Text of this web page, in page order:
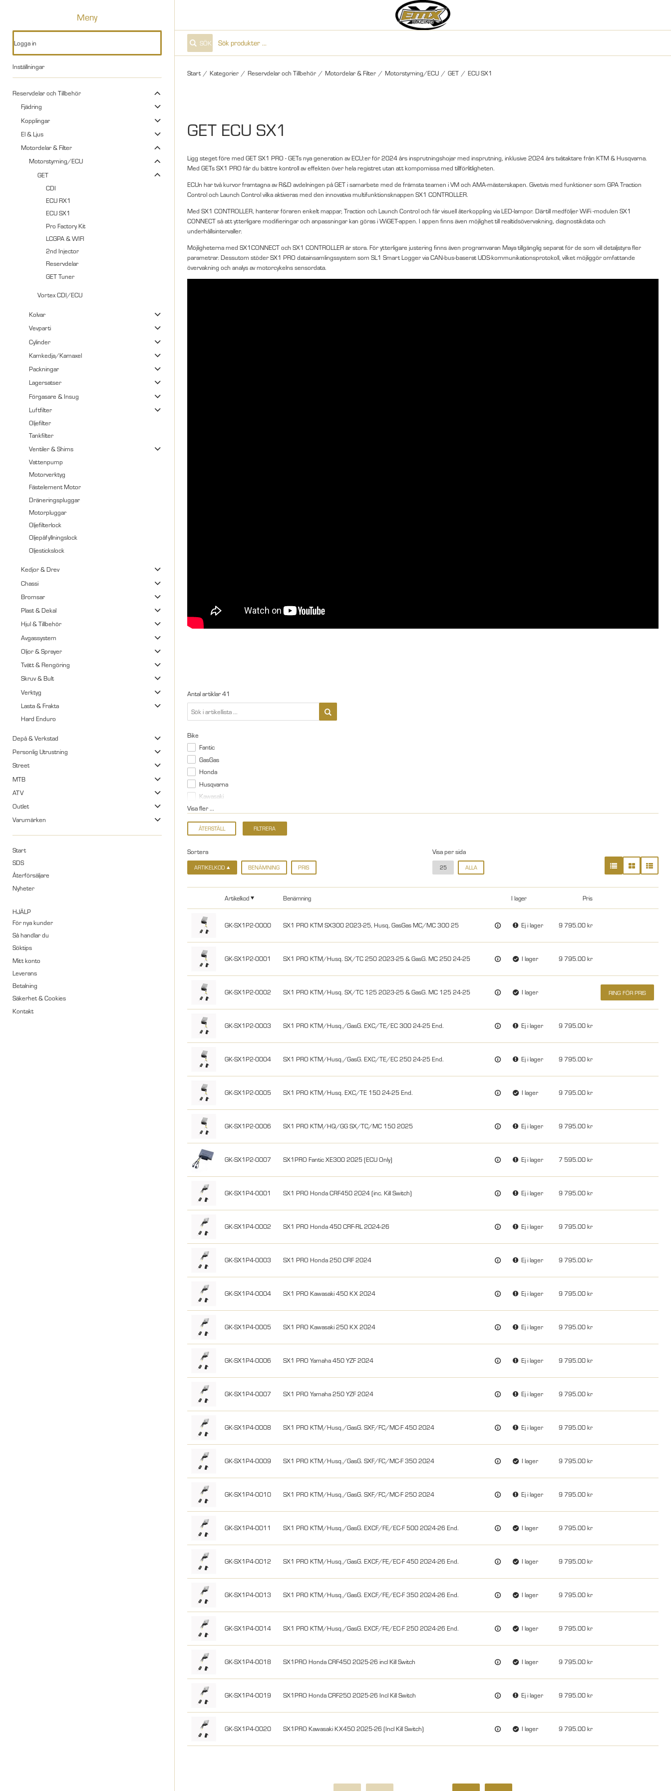
Meny
Logga in
Inställningar
Reservdelar och Tillbehör
Fjädring
Kopplingar
El & Ljus
Motordelar & Filter
Motorstyrning/ECU
GET
CDI
ECU RX1
ECU SX1
Pro Factory Kit
LCGPA & WIFI
2nd Injector
Reservdelar
GET Tuner
Vortex CDI/ECU
Kolvar
Vevparti
Cylinder
Kamkedja/Kamaxel
Packningar
Lagersatser
Förgasare & Insug
Luftfilter
Oljefilter
Tankfilter
Ventiler & Shims
Vattenpump
Motorverktyg
Fästelement Motor
Dräneringspluggar
Motorpluggar
Oljefilterlock
Oljepåfyllningslock
Oljestickslock
Kedjor & Drev
Chassi
Bromsar
Plast & Dekal
Hjul & Tillbehör
Avgassystem
Oljor & Sprayer
Tvätt & Rengöring
Skruv & Bult
Verktyg
Lasta & Frakta
Hard Enduro
Depå & Verkstad
Personlig Utrustning
Street
MTB
ATV
Outlet
Varumärken
Start
SDS
Återförsäljare
Nyheter
HJÄLP
För nya kunder
Så handlar du
Söktips
Mitt konto
Leverans
Betalning
Säkerhet & Cookies
Kontakt
SÖK
Start / Kategorier / Reservdelar och Tillbehör / Motordelar & Filter / Motorstyrning/ECU / GET / ECU SX1
GET ECU SX1
Ligg steget före med GET SX1 PRO - GETs nya generation av ECU:er för 2024 års insprutningshojar med insprutning, inklusive 2024 års tvåtaktare från KTM & Husqvarna.
Med GETs SX1 PRO får du bättre kontroll av effekten över hela registret utan att kompomissa med tillförlitligheten.
ECUn har två kurvor framtagna av R&D avdelningen på GET i samarbete med de främsta teamen i VM och AMA-mästerskapen. Givetvis med funktioner som GPA Traction
Control och Launch Control vilka aktiveras med den innovativa multifunktionsknappen SX1 CONTROLLER.
Med SX1 CONTROLLER, hanterar föraren enkelt mappar, Traction och Launch Control och får visuell återkoppling via LED-lampor. Därtill medföljer WiFi -modulen SX1
CONNECT så att ytterligare modifieringar och anpassningar kan göras i WiGET-appen. I appen finns även möjlighet till realtidsövervakning, diagnostikdata och
underhållsintervaller.
Möjligheterna med SX1CONNECT och SX1 CONTROLLER är stora. För ytterligare justering finns även programvaran Maya tillgänglig separat för de som vill detaljstyra fler
parametrar. Dessutom stöder SX1 PRO datainsamlingssystem som SL1 Smart Logger via CAN-bus-baserat UDS-kommunikationsprotokoll, vilket möjliggör omfattande
övervakning och analys av motorcykelns sensordata.
Antal artiklar41
Bike
Fantic
GasGas
Honda
Husqvarna
Kawasaki
Visa fler ...
Sortera
ARTIKELKOD BENÄMNING PRIS
Visa per sida
25 ALLA
Artikelkod Benämning I lager Pris
GK-SX1P2-0000 SX1 PRO KTM SX300 2023-25, Husq, GasGas MC/MC 300 25 Ej i lager 9 795.00
GK-SX1P2-0001 SX1 PRO KTM/Husq. SX/TC 250 2023-25 & GasG. MC 250 24-25 I lager 9 795.00
GK-SX1P2-0002 SX1 PRO KTM/Husq. SX/TC 125 2023-25 & GasG. MC 125 24-25 I lager RING FÖR PRIS
GK-SX1P2-0003 SX1 PRO KTM/Husq./GasG. EXC/TE/EC 300 24-25 End. Ej i lager 9 795.00
GK-SX1P2-0004 SX1 PRO KTM/Husq./GasG. EXC/TE/EC 250 24-25 End. Ej i lager 9 795.00
GK-SX1P2-0005 SX1 PRO KTM/Husq. EXC/TE 150 24-25 End. I lager 9 795.00
GK-SX1P2-0006 SX1 PRO KTM/HQ/GG SX/TC/MC 150 2025 Ej i lager 9 795.00
GK-SX1P2-0007 SX1PRO Fantic XE300 2025 (ECU Only) Ej i lager 7 595.00
GK-SX1P4-0001 SX1 PRO Honda CRF450 2024 (inc. Kill Switch) Ej i lager 9 795.00
GK-SX1P4-0002 SX1 PRO Honda 450 CRF-RL 2024-26 Ej i lager 9 795.00
GK-SX1P4-0003 SX1 PRO Honda 250 CRF 2024 Ej i lager 9 795.00
GK-SX1P4-0004 SX1 PRO Kawasaki 450 KX 2024 Ej i lager 9 795.00
GK-SX1P4-0005 SX1 PRO Kawasaki 250 KX 2024 Ej i lager 9 795.00
GK-SX1P4-0006 SX1 PRO Yamaha 450 YZF 2024 Ej i lager 9 795.00
GK-SX1P4-0007 SX1 PRO Yamaha 250 YZF 2024 Ej i lager 9 795.00
GK-SX1P4-0008 SX1 PRO KTM/Husq./GasG. SXF/FC/MC-F 450 2024 Ej i lager 9 795.00
GK-SX1P4-0009 SX1 PRO KTM/Husq./GasG. SXF/FC/MC-F 350 2024 I lager 9 795.00
GK-SX1P4-0010 SX1 PRO KTM/Husq./GasG. SXF/FC/MC-F 250 2024 Ej i lager 9 795.00
GK-SX1P4-0011 SX1 PRO KTM/Husq./GasG. EXCF/FE/EC-F 500 2024-26 End. I lager 9 795.00
GK-SX1P4-0012 SX1 PRO KTM/Husq./GasG. EXCF/FE/EC-F 450 2024-26 End. I lager 9 795.00
GK-SX1P4-0013 SX1 PRO KTM/Husq./GasG. EXCF/FE/EC-F 350 2024-26 End. I lager 9 795.00
GK-SX1P4-0014 SX1 PRO KTM/Husq./GasG. EXCF/FE/EC-F 250 2024-26 End. I lager 9 795.00
GK-SX1P4-0018 SX1PRO Honda CRF450 2025-26 incl Kill Switch I lager 9 795.00
GK-SX1P4-0019 SX1PRO Honda CRF250 2025-26 Incl Kill Switch Ej i lager 9 795.00
GK-SX1P4-0020 SX1PRO Kawasaki KX450 2025-26 (Incl Kill Switch) I lager 9 795.00